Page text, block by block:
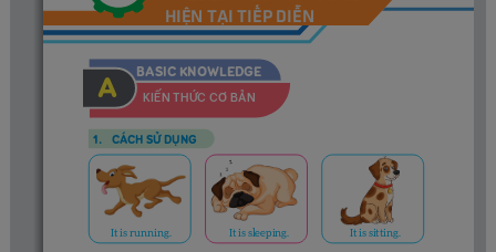
HIỆN TẠI TIẾP DIỄN
A KIẾN THỨC CƠ BẢN
BASIC KNOWLEDGE
It is running. It is sleeping. It is sitting.
1 . CÁCH SỬ DỤNG